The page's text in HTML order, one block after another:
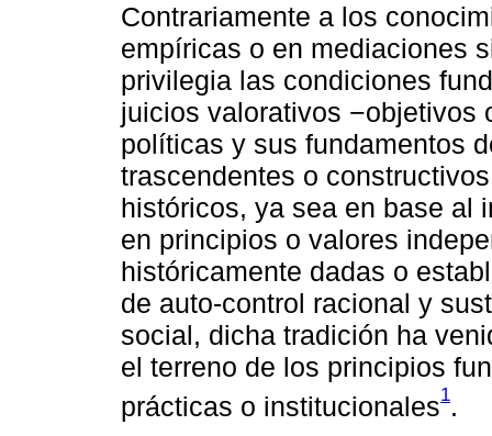
Contrariamente a los
empíricas o en mediaciones
privilegia las condiciones
juicios valorativos −objetivos
políticas y sus fundamentos
trascendentes o
históricos, ya sea en base al
en principios o valores
históricamente dadas o
de auto-control racional y
social, dicha tradición ha
el terreno de los principios
prácticas o institucionales1.